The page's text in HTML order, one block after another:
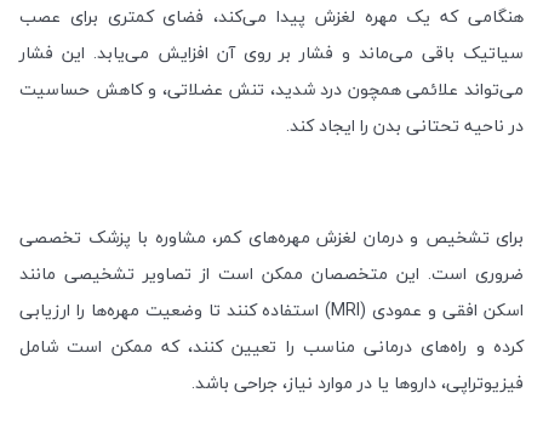
هنگامی که یک مهره لغزش پیدا می‌کند، فضای کمتری برای عصب
سیاتیک باقی می‌ماند و فشار بر روی آن افزایش می‌یابد. این فشار
می‌تواند علائمی همچون درد شدید، تنش عضلاتی، و کاهش حساسیت
در ناحیه تحتانی بدن را ایجاد کند.
برای تشخیص و درمان لغزش مهره‌های کمر، مشاوره با پزشک تخصصی
ضروری است. این متخصصان ممکن است از تصاویر تشخیصی مانند
اسکن افقی و عمودی(MRI)
استفاده کنند تا وضعیت مهره‌ها را ارزیابی
کرده و راه‌های درمانی مناسب را تعیین کنند، که ممکن است شامل
فیزیوتراپی، داروها یا در موارد نیاز، جراحی باشد.